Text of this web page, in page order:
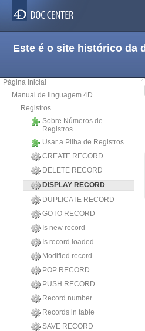
Este é o site histórico da
Página Inicial
Manual de linguagem 4D
Registros
Sobre Números de
Registros
Usar a Pilha de Registros
CREATE RECORD
DELETE RECORD
DISPLAY RECORD
DUPLICATE RECORD
GOTO RECORD
Is new record
Is record loaded
Modified record
POP RECORD
PUSH RECORD
Record number
Records in table
SAVE RECORD